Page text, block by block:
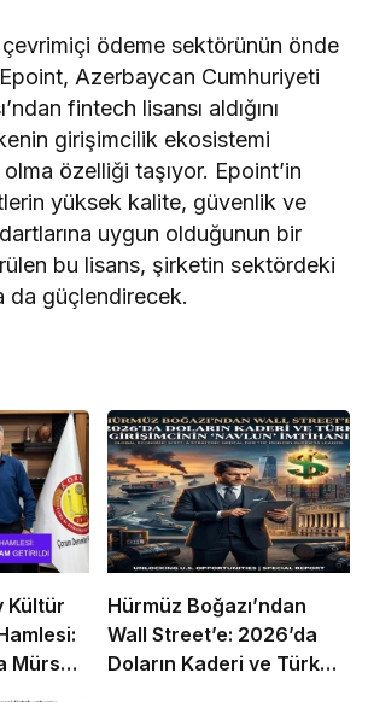
ödeme sektörünün önde
Azerbaycan Cumhuriyeti
fintech lisansı aldığını
girişimcilik ekosistemi
olma özelliği taşıyor. Epoint’in
yüksek kalite, güvenlik ve
uygun olduğunun bir
bu lisans, şirketin sektördeki
da güçlendirecek.
Kültür
Mürsel
Hürmüz Boğazı’ndan
Wall Street’e: 2026’da
Doların Kaderi ve Türk